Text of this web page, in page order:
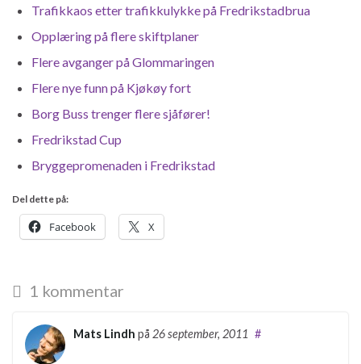
Trafikkaos etter trafikkulykke på Fredrikstadbrua
Opplæring på flere skiftplaner
Flere avganger på Glommaringen
Flere nye funn på Kjøkøy fort
Borg Buss trenger flere sjåfører!
Fredrikstad Cup
Bryggepromenaden i Fredrikstad
Del dette på:
Facebook X
1 kommentar
Mats Lindh på 26 september, 2011 #